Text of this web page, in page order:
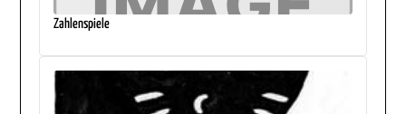
Zahlenspiele